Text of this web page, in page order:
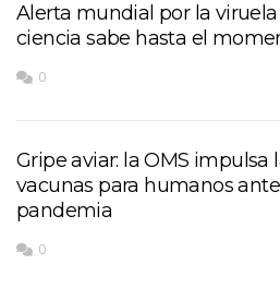
Alerta mundial por la
ciencia sabe hasta el
0
Gripe aviar: la OMS impulsa
vacunas para humanos
pandemia
0